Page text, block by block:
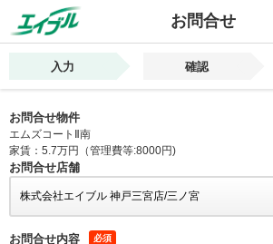
お問合せ
入力 確認
お問合せ物件
エムズコートⅡ南
家賃：5.7万円（管理費等:8000円)
お問合せ店舗
お問合せ内容 必須